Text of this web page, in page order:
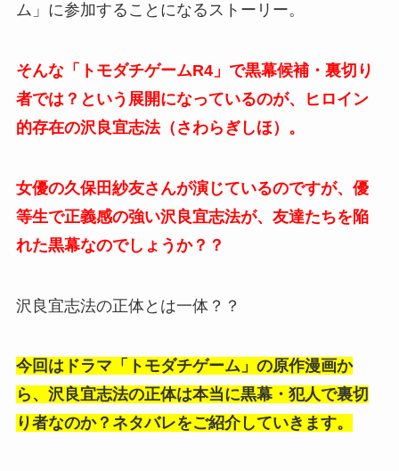
ム」に参加することになるストーリー。
そんな「トモダチゲームR4」で黒幕候補・裏切り
者では？という展開になっているのが、ヒロイン
的存在の沢良宜志法（さわらぎしほ）。
女優の久保田紗友さんが演じているのですが、優
等生で正義感の強い沢良宜志法が、友達たちを陥
れた黒幕なのでしょうか？？
沢良宜志法の正体とは一体？？
今回はドラマ「トモダチゲーム」の原作漫画か
ら、沢良宜志法の正体は本当に黒幕・犯人で裏切
り者なのか？ネタバレをご紹介していきます。